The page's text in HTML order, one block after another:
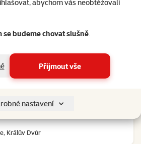
abychom vás neobtěžovali
se budeme chovat slušně.
Přijmout vše
nastavení
Králův Dvůr